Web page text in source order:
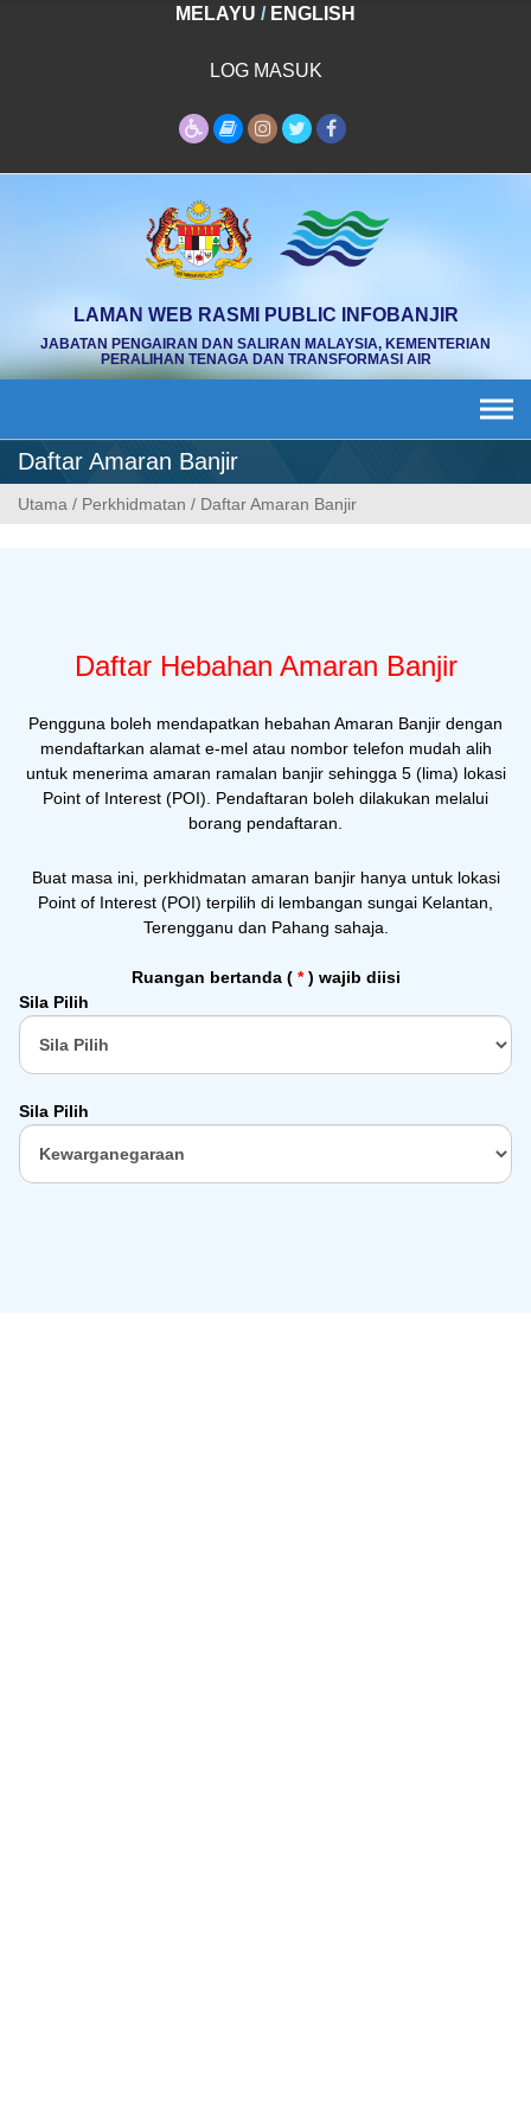
MELAYU / ENGLISH
LOG MASUK
LAMAN WEB RASMI PUBLIC INFOBANJIR
JABATAN PENGAIRAN DAN SALIRAN MALAYSIA, KEMENTERIAN
PERALIHAN TENAGA DAN TRANSFORMASI AIR
Daftar Amaran Banjir
Utama / Perkhidmatan / Daftar Amaran Banjir
Daftar Hebahan Amaran Banjir
Pengguna boleh mendapatkan hebahan Amaran Banjir dengan
mendaftarkan alamat e-mel atau nombor telefon mudah alih
untuk menerima amaran ramalan banjir sehingga 5 (lima) lokasi
Point of Interest (POI). Pendaftaran boleh dilakukan melalui
borang pendaftaran.
Buat masa ini, perkhidmatan amaran banjir hanya untuk lokasi
Point of Interest (POI) terpilih di lembangan sungai Kelantan,
Terengganu dan Pahang sahaja.
Ruangan bertanda ( *) wajib diisi
Sila Pilih
Sila Pilih